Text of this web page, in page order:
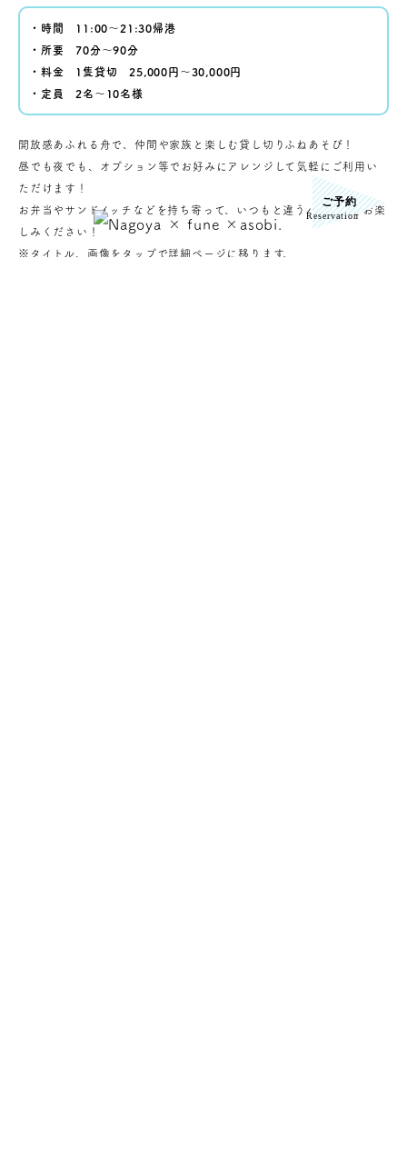
・時間 11:00〜21:30帰港
・所要 70分～90分
・料金 1隻貸切 25,000円～30,000円
・定員 2名～10名様
開放感あふれる舟で、仲間や家族と楽しむ貸し切りふねあそび！
昼でも夜でも、オプション等でお好みにアレンジして気軽にご利用い
ただけます！
お弁当やサンドイッチなどを持ち寄って、いつもと違うパーティをお楽
しみください！
※タイトル、画像をタップで詳細ページに移ります。